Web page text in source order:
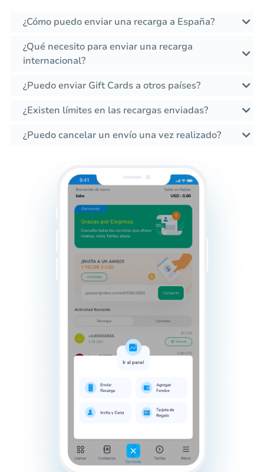
¿Cómo puedo enviar una recarga a España?
¿Qué necesito para enviar una recarga
internacional?
¿Puedo enviar Gift Cards a otros países?
¿Existen límites en las recargas enviadas?
¿Puedo cancelar un envío una vez realizado?